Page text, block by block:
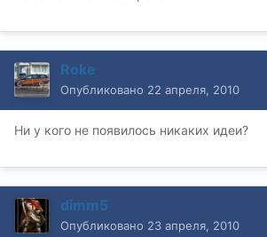
Roke
Опубликовано 22 апреля, 2010
Ни у кого не появилось никаких идеи?
dimm5
Опубликовано 23 апреля, 2010